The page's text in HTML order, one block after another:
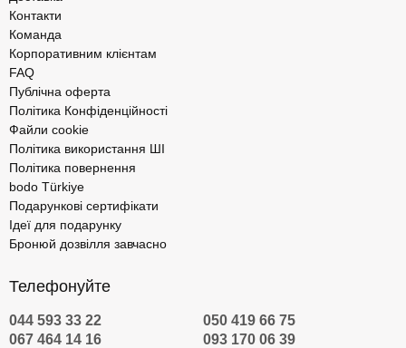
Контакти
Команда
Корпоративним клієнтам
FAQ
Публічна оферта
Політика Конфіденційності
Файли cookie
Політика використання ШІ
Політика повернення
bodo Türkiye
Подарункові сертифікати
Ідеї для подарунку
Бронюй дозвілля завчасно
Телефонуйте
044 593 33 22
050 419 66 75
067 464 14 16
093 170 06 39